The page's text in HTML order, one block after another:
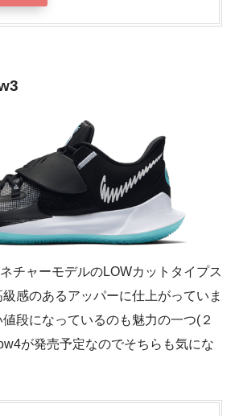
チャーモデルのLOWカットタイプス
級感のあるアッパーに仕上がっていま
段になっているのも魅力の一つ(２
が発売予定なのでそちらも気にな